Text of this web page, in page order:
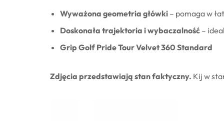
Wyważona geometria główki – pomaga w
Doskonała trajektoria i wybaczalność –
Grip Golf Pride Tour Velvet 360 Standard
Zdjęcia przedstawiają stan faktyczny. Kij w